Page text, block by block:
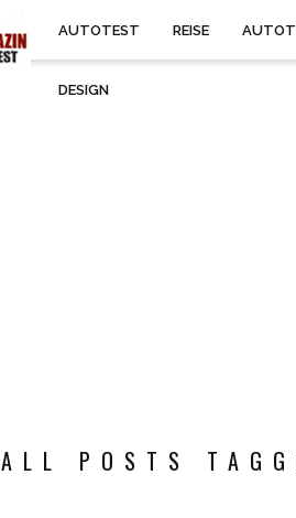
AUTOTEST REISE
DESIGN
ALL POSTS